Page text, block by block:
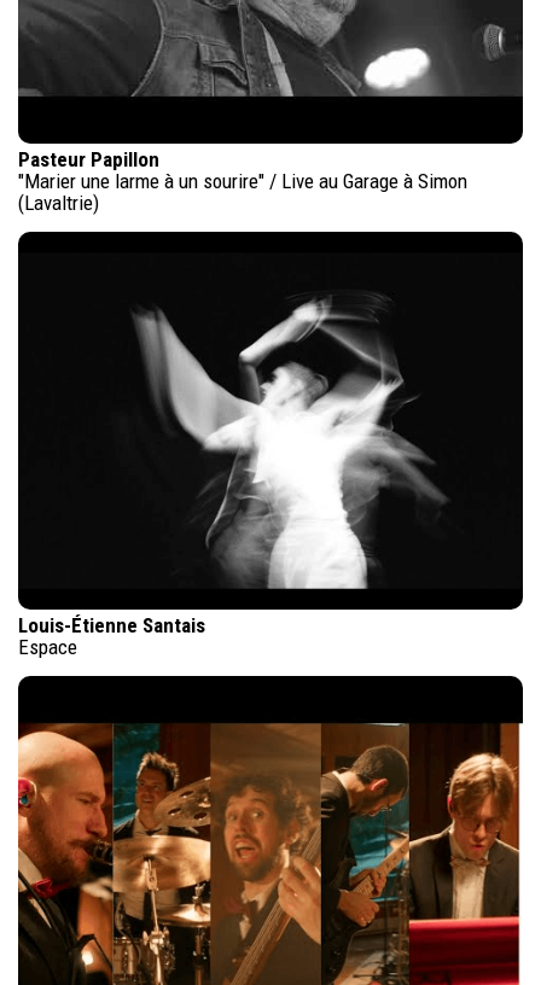
Pasteur Papillon
"Marier une larme à un sourire" / Live au Garage à Simon
(Lavaltrie)
Louis-Étienne Santais
Espace